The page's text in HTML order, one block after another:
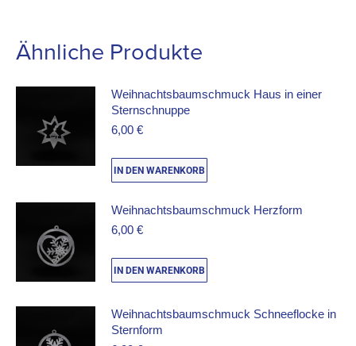
Ähnliche Produkte
Weihnachtsbaumschmuck Haus in einer
Sternschnuppe
6,00 €
IN DEN WARENKORB
Weihnachtsbaumschmuck Herzform
6,00 €
IN DEN WARENKORB
Weihnachtsbaumschmuck Schneeflocke in
Sternform